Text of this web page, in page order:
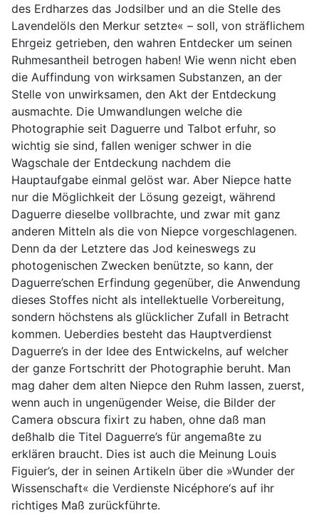
des Erdharzes das Jodsilber und an die Stelle des
Lavendelöls den Merkur setzte« – soll, von sträflichem
Ehrgeiz getrieben, den wahren Entdecker um seinen
Ruhmesantheil betrogen haben! Wie wenn nicht eben
die Auffindung von wirksamen Substanzen, an der
Stelle von unwirksamen, den Akt der Entdeckung
ausmachte. Die Umwandlungen welche die
Photographie seit Daguerre und Talbot erfuhr, so
wichtig sie sind, fallen weniger schwer in die
Wagschale der Entdeckung nachdem die
Hauptaufgabe einmal gelöst war. Aber Niepce hatte
nur die Möglichkeit der Lösung gezeigt, während
Daguerre dieselbe vollbrachte, und zwar mit ganz
anderen Mitteln als die von Niepce vorgeschlagenen.
Denn da der Letztere das Jod keineswegs zu
photogenischen Zwecken benützte, so kann, der
Daguerre’schen Erfindung gegenüber, die Anwendung
dieses Stoffes nicht als intellektuelle Vorbereitung,
sondern höchstens als glücklicher Zufall in Betracht
kommen. Ueberdies besteht das Hauptverdienst
Daguerre’s in der Idee des Entwickelns, auf welcher
der ganze Fortschritt der Photographie beruht. Man
mag daher dem alten Niepce den Ruhm lassen, zuerst,
wenn auch in ungenügender Weise, die Bilder der
Camera obscura fixirt zu haben, ohne daß man
deßhalb die Titel Daguerre’s für angemaßte zu
erklären braucht. Dies ist auch die Meinung Louis
Figuier’s, der in seinen Artikeln über die »Wunder der
Wissenschaft« die Verdienste Nicéphore‘s auf ihr
richtiges Maß zurückführte.